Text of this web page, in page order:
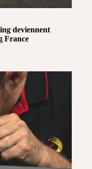
deviennent
France